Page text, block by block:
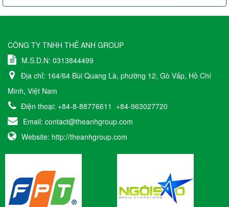
CÔNG TY TNHH THẾ ANH GROUP
M.S.D.N: 0313844499
Địa chỉ: 164/64 Bùi Quang Là, phường 12, Gò Vấp, Hồ Chí
Minh, Việt Nam
Điện thoại: +84-8-88776611 +84-963027720
Email: contact@theanhgroup.com
Website: http://theanhgroup.com